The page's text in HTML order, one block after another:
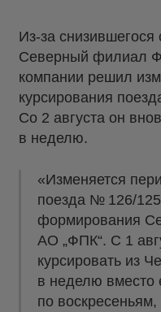
Из-за
Северный филиал
компании решил
курсирования
Со 2 августа он
в неделю.
«Изменяется
поезда № 126/
формирования
АО „ФПК“. С 1
курсировать из
в неделю вместо
по